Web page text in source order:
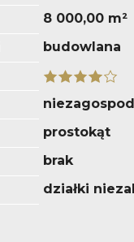
8 000,00 m²
budowlana
prostokąt
brak
działki